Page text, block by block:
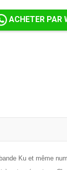
Ku et même